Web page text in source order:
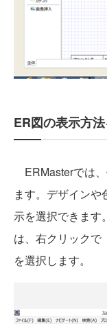
ER図の表示方
ERMasterでは
ます。デザイン
示を選択できます
は、右クリックで
を選択します。